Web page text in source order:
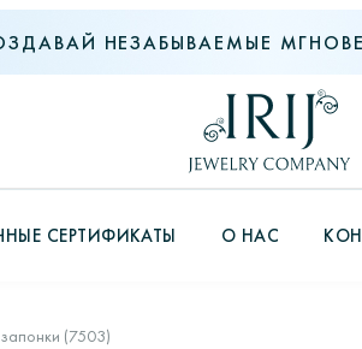
НЕЗАБЫВАЕМЫЕ
СЕРТИФИКАТЫ О НАС
(7503)